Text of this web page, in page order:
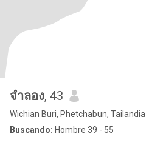
จำลอง, 43
Wichian Buri, Phetchabun, Tailandia
Buscando: Hombre 39 - 55